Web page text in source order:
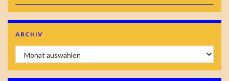
ARCHIV